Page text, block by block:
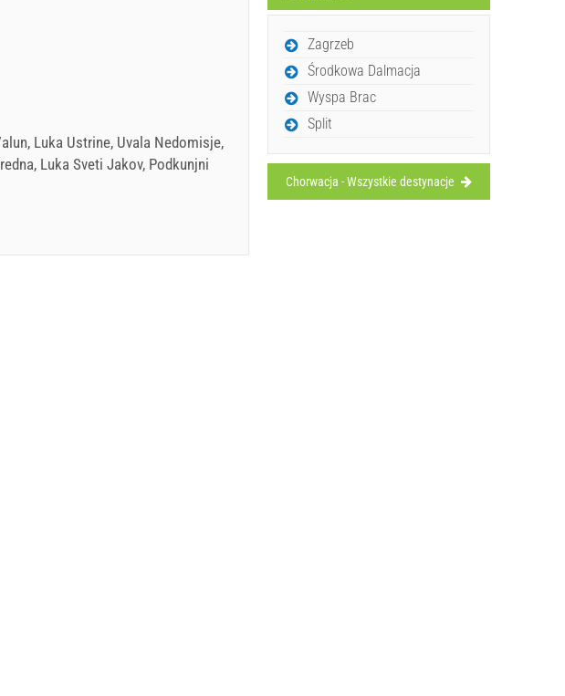
Luka Ustrine, Uvala Nedomisje,
Luka Sveti Jakov, Podkunjni
Zagrzeb
Środkowa Dalmacja
Wyspa Brac
Split
Chorwacja - Wszystkie destynacje